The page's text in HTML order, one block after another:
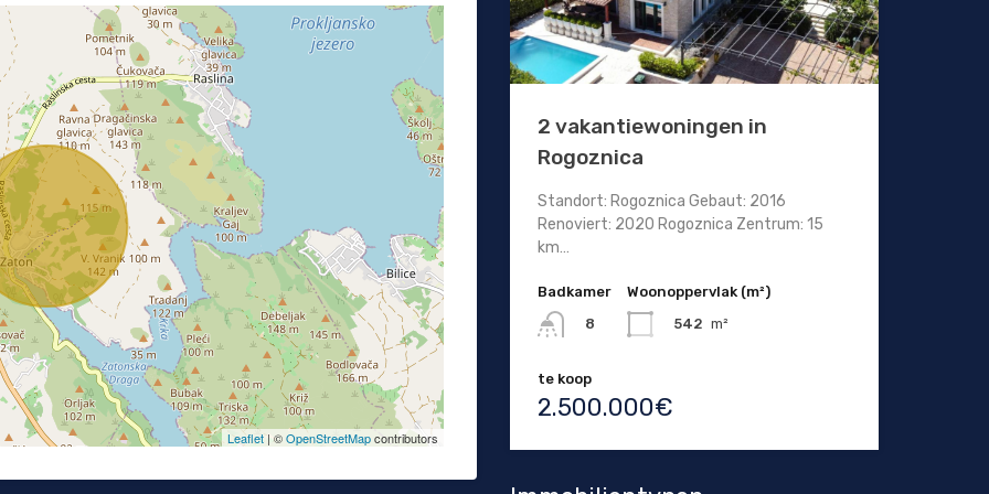
Leaflet| ©OpenStreetMapcontributors
2 vakantiewoningen in
Rogoznica
Standort: Rogoznica Gebaut: 2016
Renoviert: 2020 Rogoznica Zentrum: 15
km…
Badkamer
8
Woonoppervlak (m²)
542 m²
te koop
2.500.000€